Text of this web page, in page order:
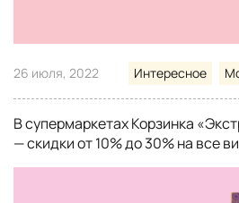
26 июля, 2022 Интересное
В супермаркетах Корзинка
— скидки от 10% до 30% на все